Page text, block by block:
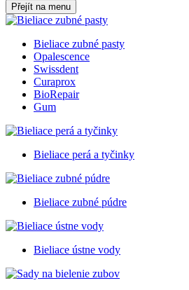
Přejít na menu
Bieliace zubné pasty
Opalescence
Swissdent
Curaprox
BioRepair
Gum
Bieliace perá a tyčinky
Bieliace zubné púdre
Bieliace ústne vody